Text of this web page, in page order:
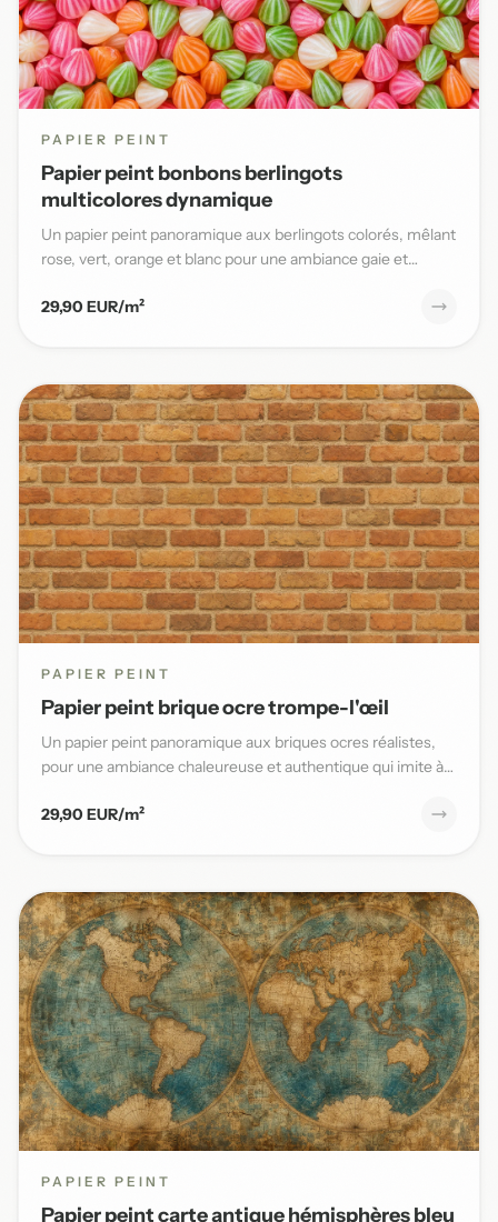
PAPIER PEINT
Papier peint bonbons berlingots
multicolores dynamique
Un papier peint panoramique aux berlingots colorés, mêlant
rose, vert, orange et blanc pour une ambiance gaie et
29,90 EUR/m²
PAPIER PEINT
Papier peint brique ocre trompe-l'œil
Un papier peint panoramique aux briques ocres réalistes,
pour une ambiance chaleureuse et authentique qui imite à
29,90 EUR/m²
PAPIER PEINT
Papier peint carte antique hémisphères bleu